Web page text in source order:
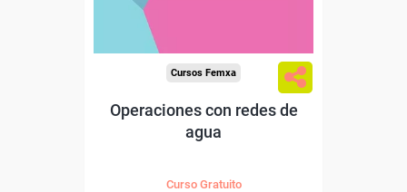
Cursos Femxa
Operaciones con redes de
agua
Curso Gratuito